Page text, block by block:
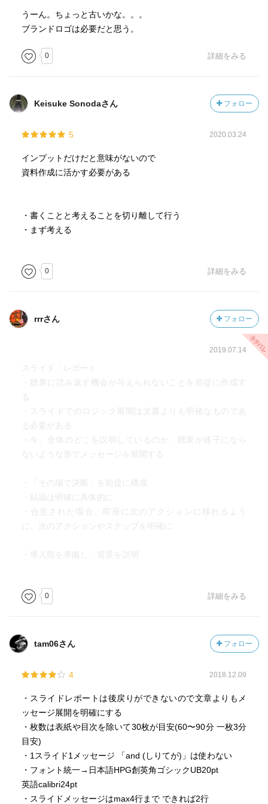
うーん。ちょっと古いかな。。。
ブランドロゴは必要だと思う。
0 詳細をみる
Keisuke Sonodaさん フォロー
5 2020.03.24
インプットだけだと意味がないので
資料作成に活かす必要がある
・書くことと考えることを切り離して行う
・まず考える
0 詳細をみる
rrrさん フォロー
2019.07.14
スライド・レポート
・聴衆に読み返す機会が与えられないことを前提に作成す
る
・スライドでのロジック展開は文書よりも明確なものであ
る必要がある
・今、全体のどこを説明しているのか、聴衆が迷子になら
ないような形でメッセージを展開する
・「その場で決断」を前提に構成
・結論は明確に具体的に
・合意された場合、即座に次のアクションに移れるよう
に、次のアクションやステップを明確に
・導入部を準備し、背景を説明
0 詳細をみる
tam06さん フォロー
4 2018.12.09
・スライドレポートは後戻りができないので文章よりもメ
ッセージ展開を明確にする
・枚数は表紙や目次を除いて30枚が目安(60〜90分 一枚3分
目安)
・1スライド1メッセージ 「and (しりてが)」は使わない
・フォント統一→日本語HPG創英角ゴシックUB20pt
英語calibri24pt
・スライドメッセージはmax4行まで できれば2行